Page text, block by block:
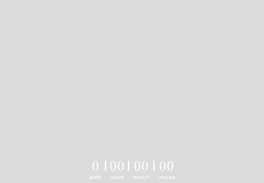
0
дней
| 00
часов
| 00
минут
| 00
секунд